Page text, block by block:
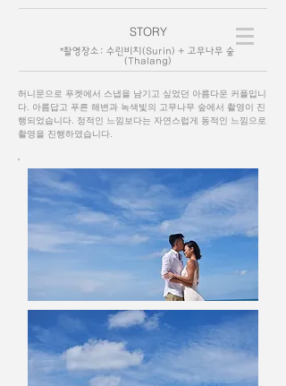
허니문으로 푸켓에서 스냅을 남기고 싶었던 아름다운 커플입니
다. 아름답고 푸른 해변과 녹색빛의 고무나무 숲에서 촬영이 진
행되었습니다. 정적인 느낌보다는 자연스럽게 동적인 느낌으로
촬영을 진행하였습니다.
STORY
*촬영장소: 수린비치(Surin) + 고무나무 숲
(Thalang)